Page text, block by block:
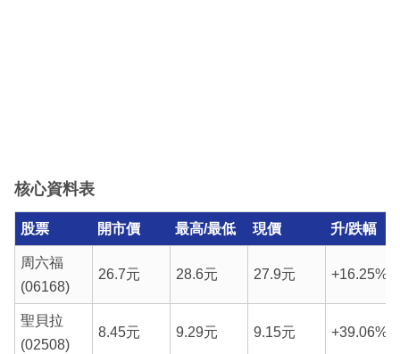
核心資料表
股票 開市價 最高/最低 現價 升/跌幅
周六福
(06168)
26.7元 28.6元 27.9元 +16.25%
聖貝拉
(02508)
8.45元 9.29元 9.15元 +39.06%